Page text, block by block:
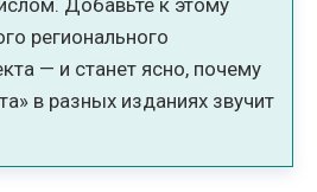
Добавьте к этому
регионального
— и станет ясно, почему
в разных изданиях звучит